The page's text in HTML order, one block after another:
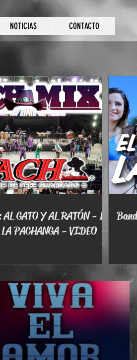
NOTICIAS CONTACTO
GATO Y AL RATÓN - LA
PACHANGA - VIDEO